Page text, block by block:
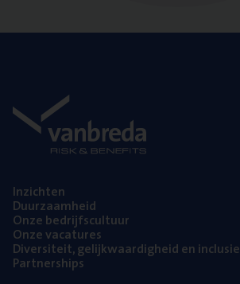
Inzich­ten
Duur­zaam­heid
Onze bedrijfs­cul­tuur
Onze vaca­tu­res
Diver­si­teit, gelijk­waar­dig­heid en inclusie
Part­ner­ships